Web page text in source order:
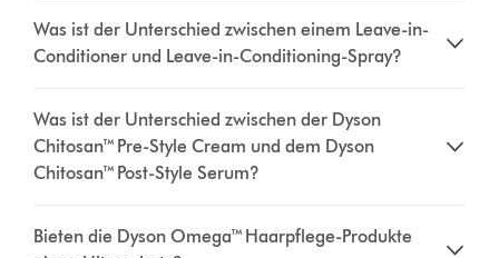
Was ist der Unterschied zwischen einem Leave-in-
Conditioner und Leave-in-Conditioning-Spray?
Was ist der Unterschied zwischen der Dyson
Chitosan™ Pre-Style Cream und dem Dyson
Chitosan™ Post-Style Serum?
Bieten die Dyson Omega™ Haarpflege-Produkte